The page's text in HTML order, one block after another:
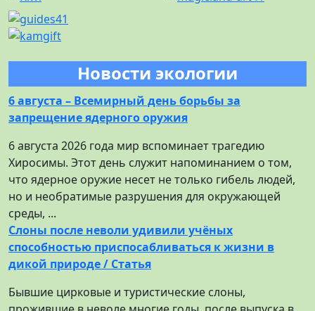
Новости экологии
6 августа – Всемирный день борьбы за
запрещение ядерного оружия
6 августа 2026 года мир вспоминает трагедию
Хиросимы. Этот день служит напоминанием о том,
что ядерное оружие несет не только гибель людей,
но и необратимые разрушения для окружающей
среды, ...
Слоны после неволи удивили учёных
способностью приспосабливаться к жизни в
дикой природе / Статья
Бывшие цирковые и туристические слоны,